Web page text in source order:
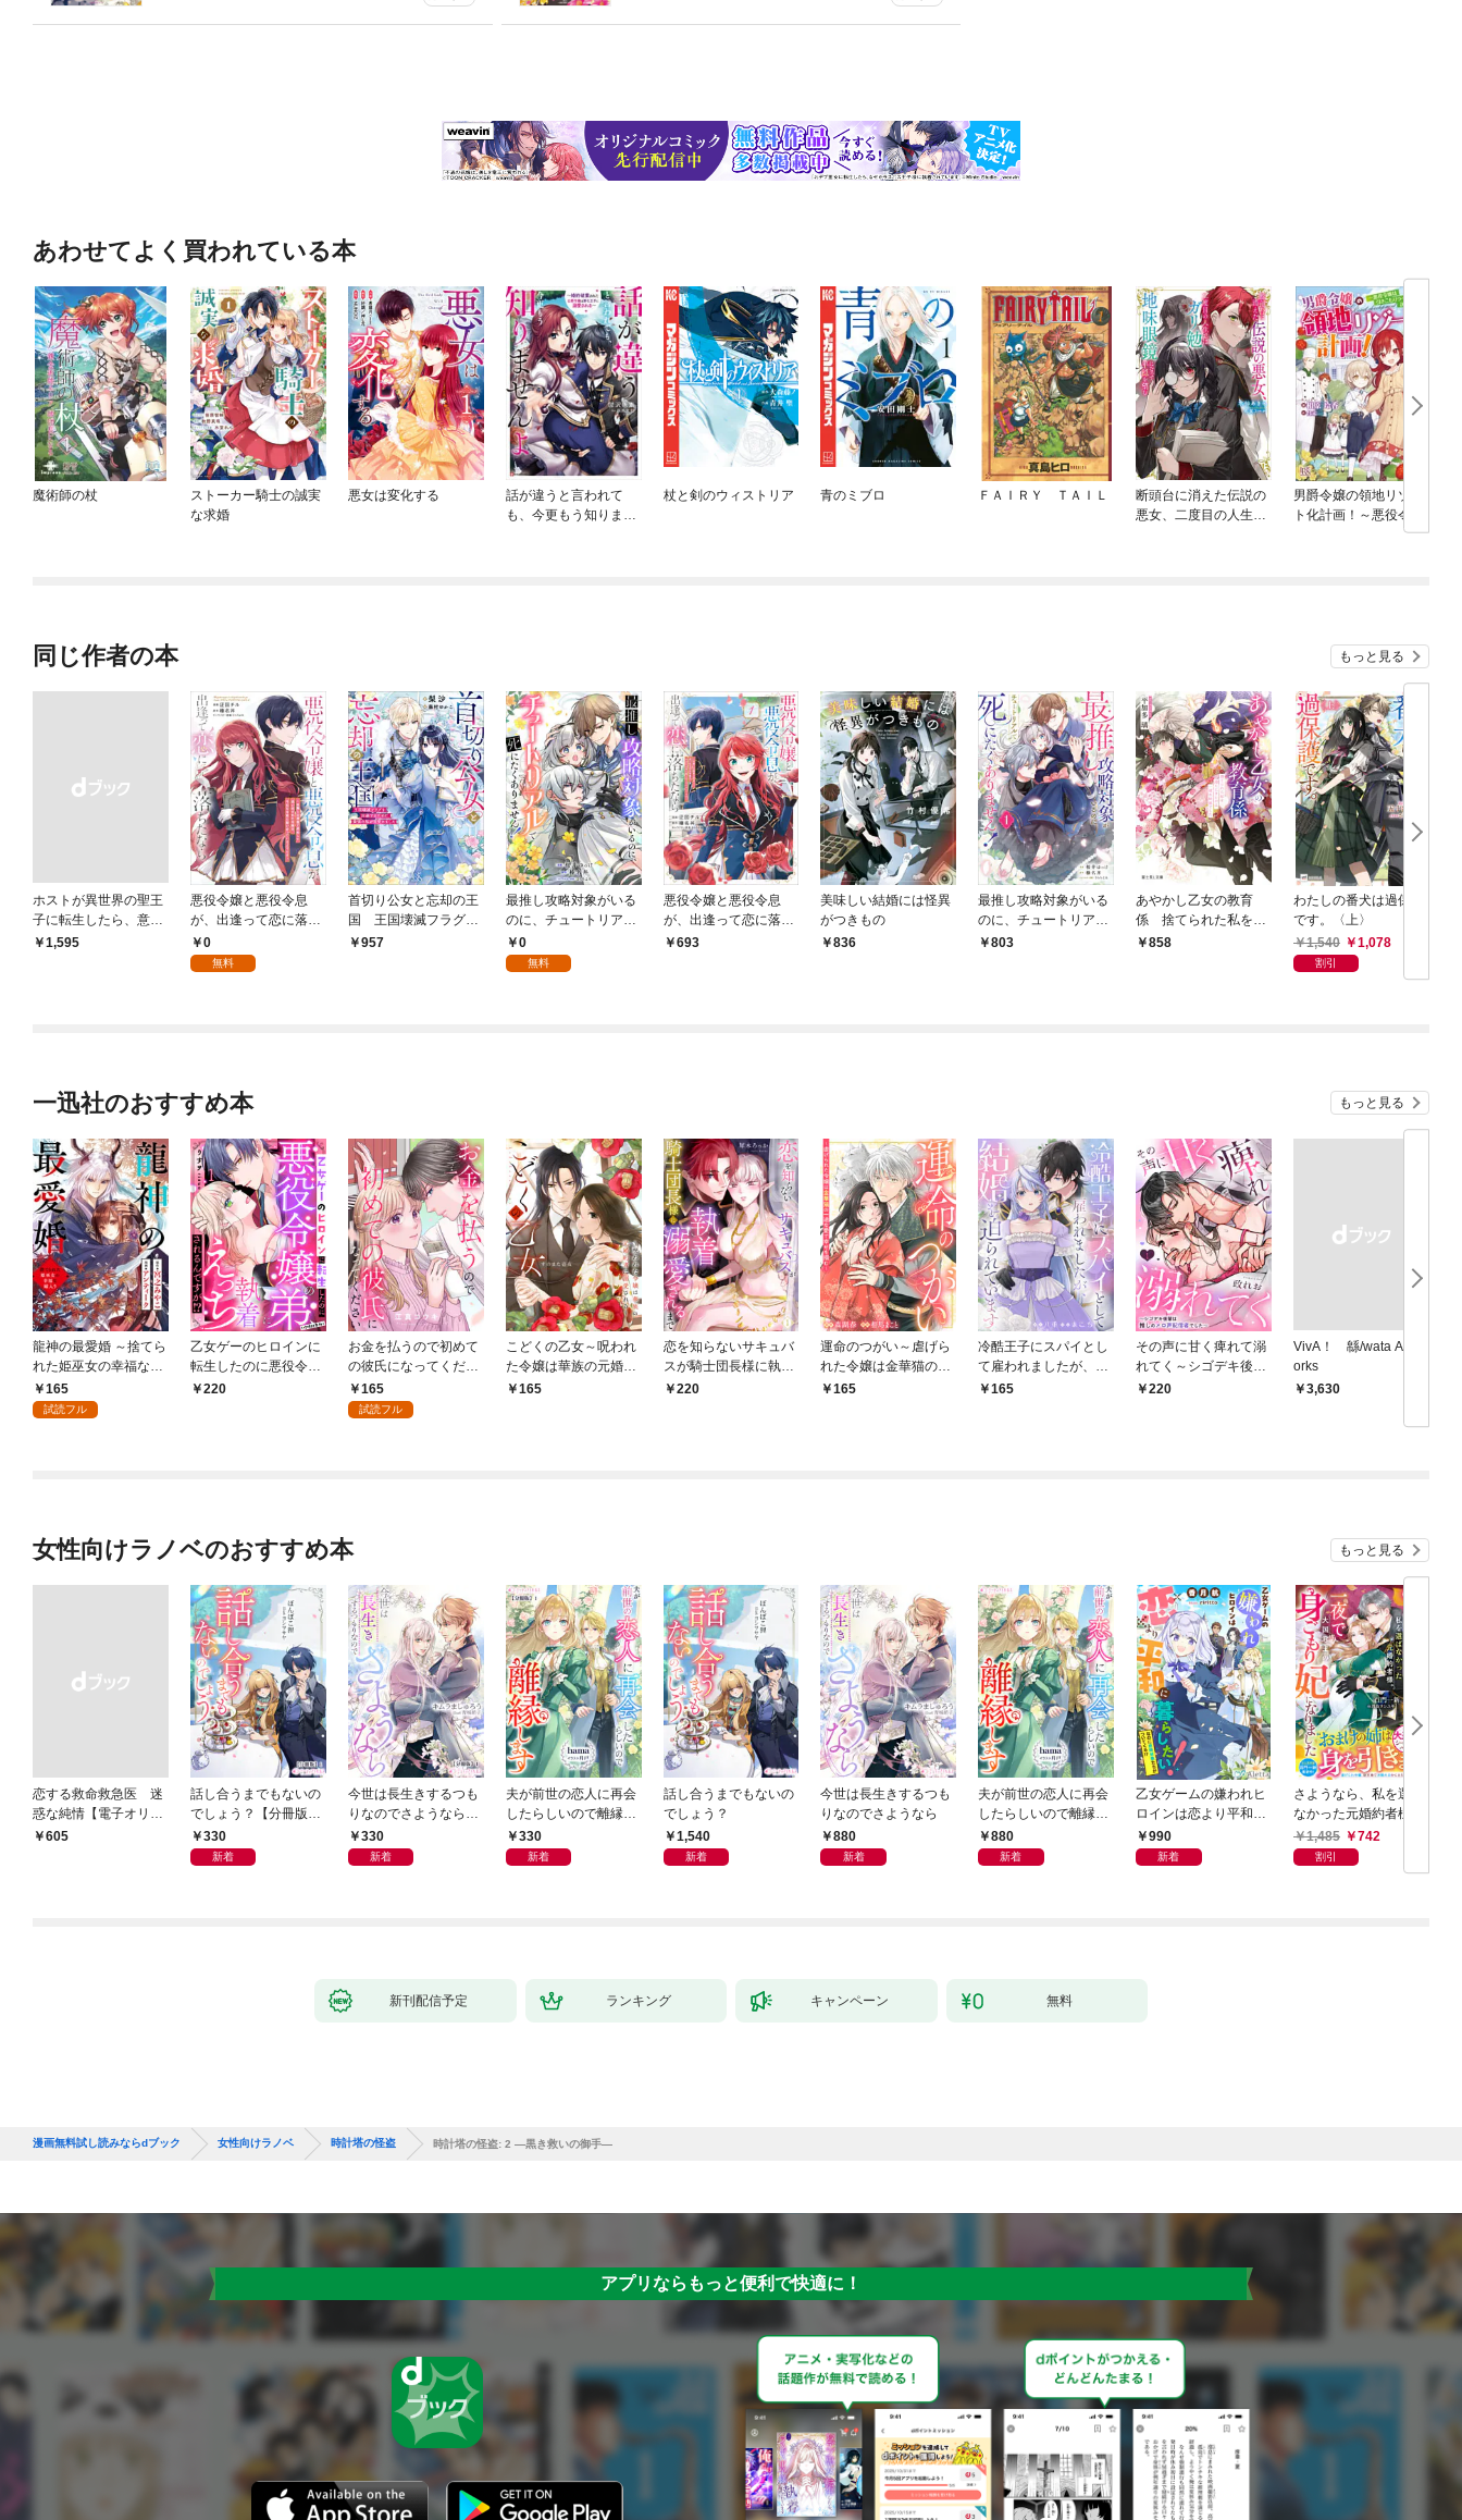
あわせてよく買われている本
魔術師の杖
ストーカー騎士の誠実
な求婚
悪女は変化する
話が違うと言われて
も、今更もう知りませ
杖と剣のウィストリア 青のミブロ ＦＡＩＲＹ ＴＡＩＬ
断頭台に消えた伝説の
悪女、二度目の人生で
男爵令嬢の領地リゾー
ト化計画！～悪役令嬢
は引きこもりライフを
同じ作者の本 もっと見る
ホストが異世界の聖王
子に転生したら、意外
と適性があった件 ～現
￥1,595
悪役令嬢と悪役令息
が、出逢って恋に落ち
たなら ～名無しの精
霊と契約して追い出さ
0
無料
首切り公女と忘却の王
国 王国壊滅フラグを
回避するために、最強
957
最推し攻略対象がいる
のに、チュートリアル
で死にたくありませ
ん！【分冊版】（コミ
0
無料
悪役令嬢と悪役令息
が、出逢って恋に落ち
たなら ～名無しの精
693
美味しい結婚には怪異
がつきもの
836
最推し攻略対象がいる
のに、チュートリアル
で死にたくありませ
803
あやかし乙女の教育
係 捨てられた私を迎
えにきたのは、一途な
858
わたしの番犬は過保護
です。〈上〉
1,540
1,078
割引
一迅社のおすすめ本 もっと見る
龍神の最愛婚 ～捨てら
れた姫巫女の幸福な嫁
入り～: 1
165
試読フル
乙女ゲーのヒロインに
転生したのに悪役令嬢
の弟（攻略対象外）に
220
お金を払うので初めて
の彼氏になってくださ
い: 1
165
試読フル
こどくの乙女～呪われ
た令嬢は華族の元婚約
者に溺愛される～: 1
165
恋を知らないサキュバ
スが騎士団長様に執着
溺愛されるまで: 1
220
運命のつがい～虐げら
れた令嬢は金華猫の一
途な愛で幸せを掴む～:
165
冷酷王子にスパイとし
て雇われましたが、結
婚を迫られています: 1
165
その声に甘く痺れて溺
れてく～シゴデキ後輩
は推しのメロ声配信者
220
VivA！ 緜/wata Art W
orks
￥3,630
女性向けラノベのおすすめ本 もっと見る
恋する救命救急医 迷
惑な純情【電子オリジ
ナル】
￥605
話し合うまでもないの
でしょう？【分冊版】
1 330
新着
今世は長生きするつも
りなのでさようなら
【分冊版】1
330
新着
夫が前世の恋人に再会
したらしいので離縁し
ます【分冊版】1
330
新着
話し合うまでもないの
でしょう？
1,540
新着
今世は長生きするつも
りなのでさようなら
880
新着
夫が前世の恋人に再会
したらしいので離縁し
ます880
新着
乙女ゲームの嫌われヒ
ロインは恋より平和に
暮らしたい！（なのに
攻略対象たちがついて
990
新着
さようなら、私を選ば
なかった元婚約者様。
一夜で大国君主の身ご
もり妃になりました
【電子限定SS付き】
1,485 742
割引
新刊配信予定 ランキング キャンペーン 無料
漫画無料試し読みならdブック 女性向けラノベ 時計塔の怪盗 時計塔の怪盗: 2 ―黒き救いの御手―
アプリならもっと便利で快適に！